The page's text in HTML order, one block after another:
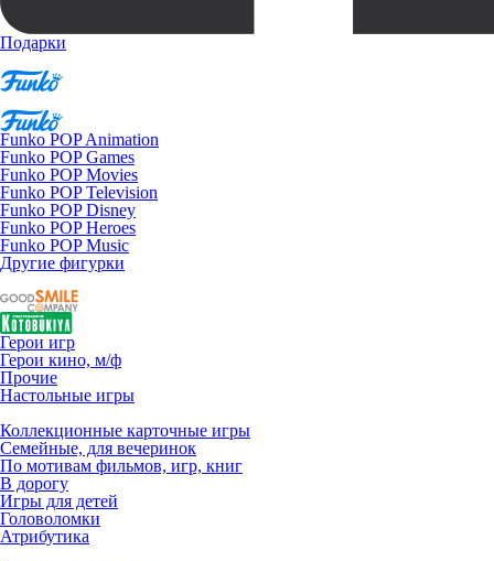
Подарки
Funko POP Animation
Funko POP Games
Funko POP Movies
Funko POP Television
Funko POP Disney
Funko POP Heroes
Funko POP Music
Другие фигурки
Герои игр
Герои кино, м/ф
Прочие
Настольные игры
Коллекционные карточные игры
Семейные, для вечеринок
По мотивам фильмов, игр, книг
В дорогу
Игры для детей
Головоломки
Атрибутика